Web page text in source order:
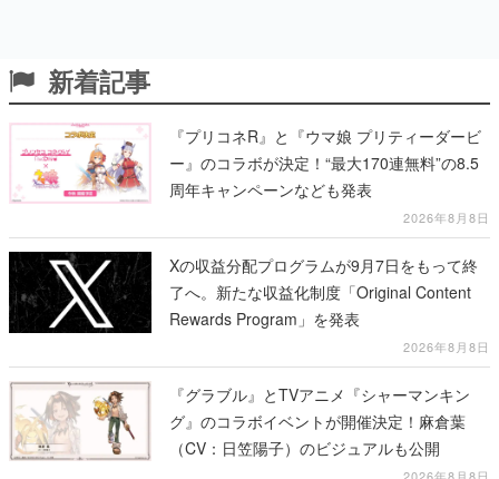
新着記事
『プリコネR』と『ウマ娘 プリティーダービ
ー』のコラボが決定！“最大170連無料”の8.5
周年キャンペーンなども発表
2026年8月8日
Xの収益分配プログラムが9月7日をもって終
了へ。新たな収益化制度「Original Content
Rewards Program」を発表
2026年8月8日
『グラブル』とTVアニメ『シャーマンキン
グ』のコラボイベントが開催決定！麻倉葉
（CV：日笠陽子）のビジュアルも公開